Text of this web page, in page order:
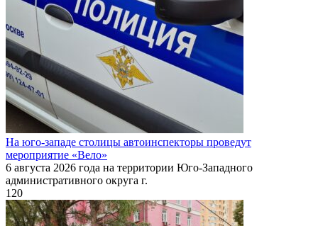
На юго-западе столицы автоинспекторы проведут
мероприятие «Вело»
6 августа 2026 года на территории Юго-Западного
административного округа г.
120